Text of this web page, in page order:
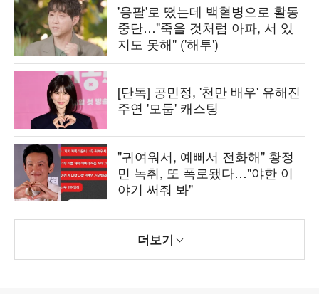
'응팔'로 떴는데 백혈병으로 활동
중단…"죽을 것처럼 아파, 서 있
지도 못해" ('해투')
[단독] 공민정, '천만 배우' 유해진
주연 '모둡' 캐스팅
"귀여워서, 예뻐서 전화해" 황정
민 녹취, 또 폭로됐다…"야한 이
야기 써줘 봐"
더보기